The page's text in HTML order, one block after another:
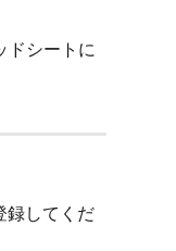
ドシートに
録してくだ